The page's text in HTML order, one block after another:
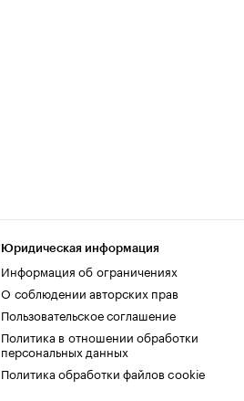
Юридическая информация
Информация об ограничениях
О соблюдении авторских прав
Пользовательское соглашение
Политика в отношении обработки
персональных данных
Политика обработки файлов cookie